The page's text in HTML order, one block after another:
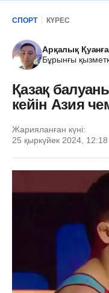
СПОРТ КҮРЕС
Арқалық
Бұрынғы
Қазақ
кейін Азия
Жарияланған күні:
25 қыркүйек 2024, 12:18